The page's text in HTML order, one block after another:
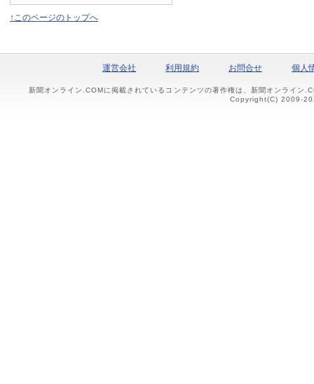
↑このページのトップへ
運営会社 利用規約 お問合せ 個人
新聞オンライン.COMに掲載されているコンテンツの著作権は、新聞オンライン
Copyright(C) 2009-